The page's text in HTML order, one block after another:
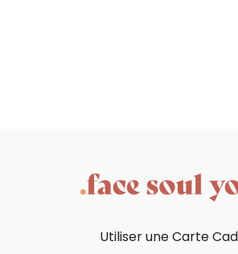
Utiliser une Carte